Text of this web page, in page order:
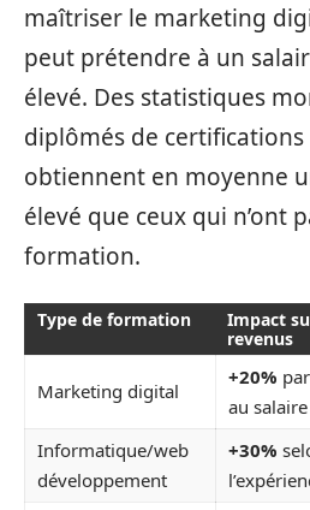
maîtriser le marketing
peut prétendre à un
élevé. Des statistiques
diplômés de
obtiennent en moyenne
élevé que ceux qui n’ont
formation.
Type de formation
Impact
revenus
Marketing digital
+20%
au
Informatique/web
développement
+30%